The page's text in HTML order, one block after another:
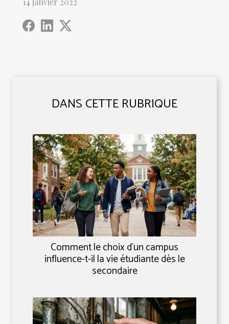
DANS CETTE RUBRIQUE
Comment le choix d’un campus
influence-t-il la vie étudiante dès le
secondaire